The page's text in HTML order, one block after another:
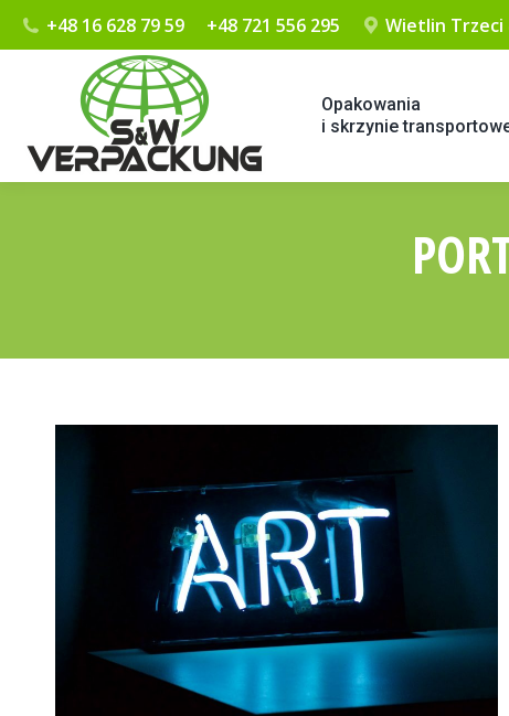
+48 16 628 79 59 +48 721 556 295 Wietlin Trzeci
Opakowania
i skrzynie